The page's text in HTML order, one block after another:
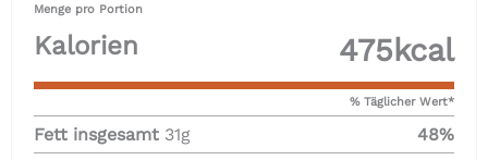
Menge pro Portion
Kalorien 475 kcal
% Täglicher Wert*
Fett insgesamt 31g 48%